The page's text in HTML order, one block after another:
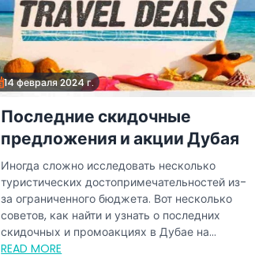
14 февраля 2024 г.
Последние скидочные
предложения и акции Дубая
Иногда сложно исследовать несколько
туристических достопримечательностей из-
за ограниченного бюджета. Вот несколько
советов, как найти и узнать о последних
скидочных и промоакциях в Дубае на
протяжени...
READ MORE